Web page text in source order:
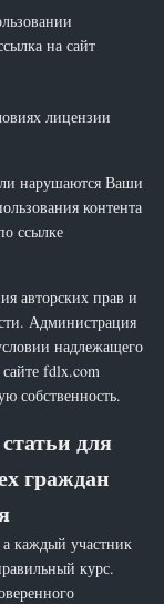
на сайт
лицензии
нарушаются Ваши
контента
ссылке
авторских прав и
Администрация
надлежащего
fdlx.com
собственность.
для
граждан
каждый участник
курс.